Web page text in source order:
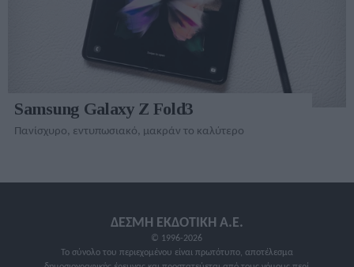
Samsung Galaxy Z Fold3
Πανίσχυρο, εντυπωσιακό, μακράν το καλύτερο
ΔΕΣΜΗ ΕΚΔΟΤΙΚΗ A.E.
© 1996-2026
Το σύνολο του περιεχομένου είναι πρωτότυπο, αποτέλεσμα